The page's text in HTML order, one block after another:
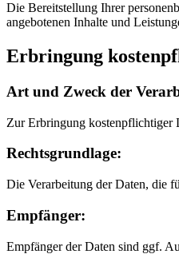
Die Bereitstellung Ihrer
angebotenen Inhalte und
Erbringung
Art und Zweck der
Zur Erbringung kostenpflichtiger
Rechtsgrundlage:
Die Verarbeitung der Daten, die
Empfänger:
Empfänger der Daten sind ggf.